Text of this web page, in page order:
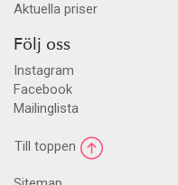
Aktuella priser
Följ oss
Instagram
Facebook
Mailinglista
Till toppen